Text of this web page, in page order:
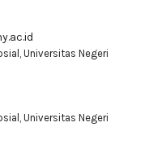
Universitas Negeri
Universitas Negeri